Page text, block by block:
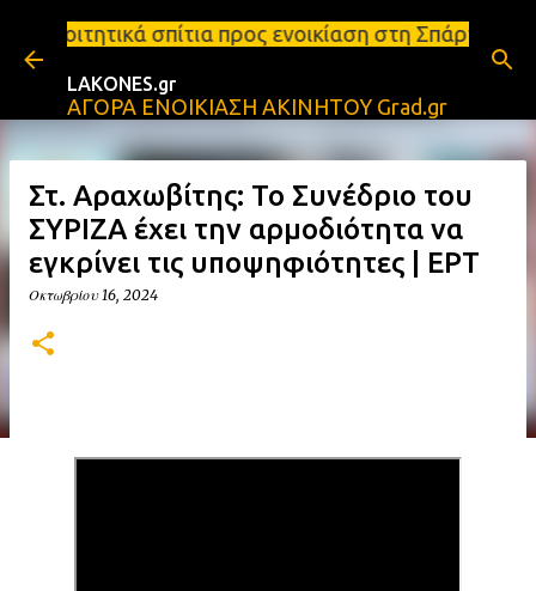
Μετάβαση στο κύριο περιεχόμενο
προς ενοικίαση στη Σπάρτη Ενοικιάσεις
LAKONES.gr
ΑΓΟΡΑ ΕΝΟΙΚΙΑΣΗ ΑΚΙΝΗΤΟΥ Grad.gr
Στ. Αραχωβίτης: Το Συνέδριο του
ΣΥΡΙΖΑ έχει την αρμοδιότητα να
εγκρίνει τις υποψηφιότητες | ΕΡΤ
Οκτωβρίου 16, 2024